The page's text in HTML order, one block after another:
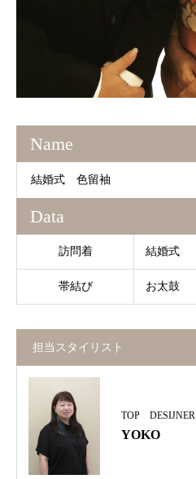
Name
結婚式 色留袖
Data
訪問着 結婚式
帯結び お太鼓
担当スタイリスト
TOP DESIJNER
YOKO